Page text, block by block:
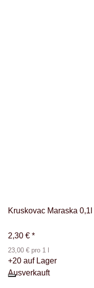
Kruskovac Maraska 0,1l
2,30 € *
23,00 € pro 1 l
+20 auf Lager
Ausverkauft